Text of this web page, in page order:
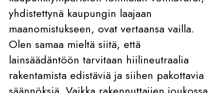
yhdistettynä kaupungin laajaan
maanomistukseen, ovat vertaansa vailla.
Olen samaa mieltä siitä, että
lainsäädäntöön tarvitaan hiilineutraalia
rakentamista edistäviä ja siihen pakottavia